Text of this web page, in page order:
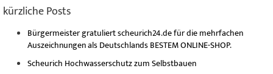
kürzliche Posts
Bürgermeister gratuliert scheurich24.de für die mehrfachen
Auszeichnungen als Deutschlands BESTEM ONLINE-SHOP.
Scheurich Hochwasserschutz zum Selbstbauen